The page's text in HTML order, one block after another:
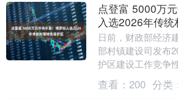
点登富 5000万
入选2026年传
日前，财政部经济
部村镇建设司发布
护区建设工作竞争
评审结果，惠州市
统村落特....
查看： 200 分类